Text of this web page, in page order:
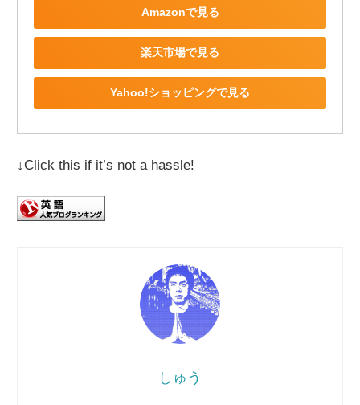
Amazonで見る
楽天市場で見る
Yahoo!ショッピングで見る
↓Click this if it’s not a hassle!
しゅう